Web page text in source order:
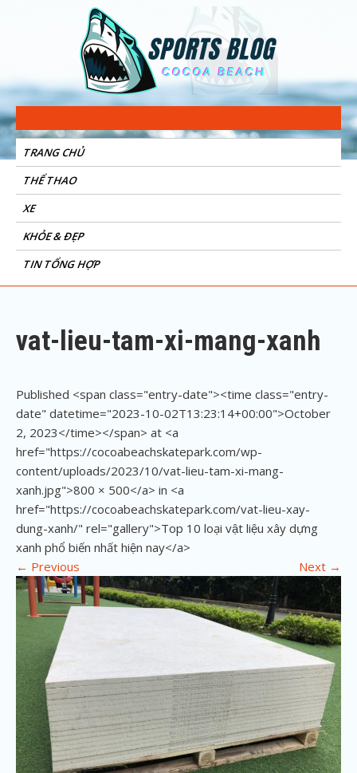
Sports Blog
Cocoa Beach
TRANG CHỦ
THỂ THAO
XE
KHỎE & ĐẸP
TIN TỔNG HỢP
vat-lieu-tam-xi-mang-xanh
Published <span class="entry-date"><time class="entry-
date" datetime="2023-10-02T13:23:14+00:00">October
2, 2023</time></span> at <a
href="https://cocoabeachskatepark.com/wp-
content/uploads/2023/10/vat-lieu-tam-xi-mang-
xanh.jpg">800 × 500</a> in <a
href="https://cocoabeachskatepark.com/vat-lieu-xay-
dung-xanh/" rel="gallery">Top 10 loại vật liệu xây dựng
xanh phổ biến nhất hiện nay</a>
← Previous Next →